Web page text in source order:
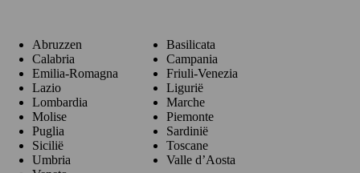
Abruzzen
Basilicata
Calabria
Campania
Emilia-Romagna
Friuli-Venezia
Lazio
Ligurië
Lombardia
Marche
Molise
Piemonte
Puglia
Sardinië
Sicilië
Toscane
Umbria
Valle d’Aosta